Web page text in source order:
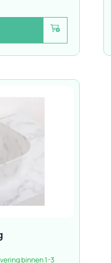
Voeg toe
binnen 1-3